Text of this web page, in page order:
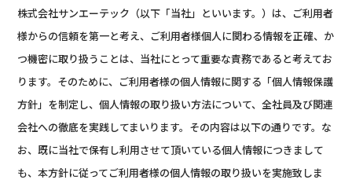
株式会社サンエーテック（以下「当社」といいます。）は、ご利用者
様からの信頼を第一と考え、ご利用者様個人に関わる情報を正確、か
つ機密に取り扱うことは、当社にとって重要な責務であると考えてお
ります。そのために、ご利用者様の個人情報に関する「個人情報保護
方針」を制定し、個人情報の取り扱い方法について、全社員及び関連
会社への徹底を実践してまいります。その内容は以下の通りです。な
お、既に当社で保有し利用させて頂いている個人情報につきまして
も、本方針に従ってご利用者様の個人情報の取り扱いを実施致しま